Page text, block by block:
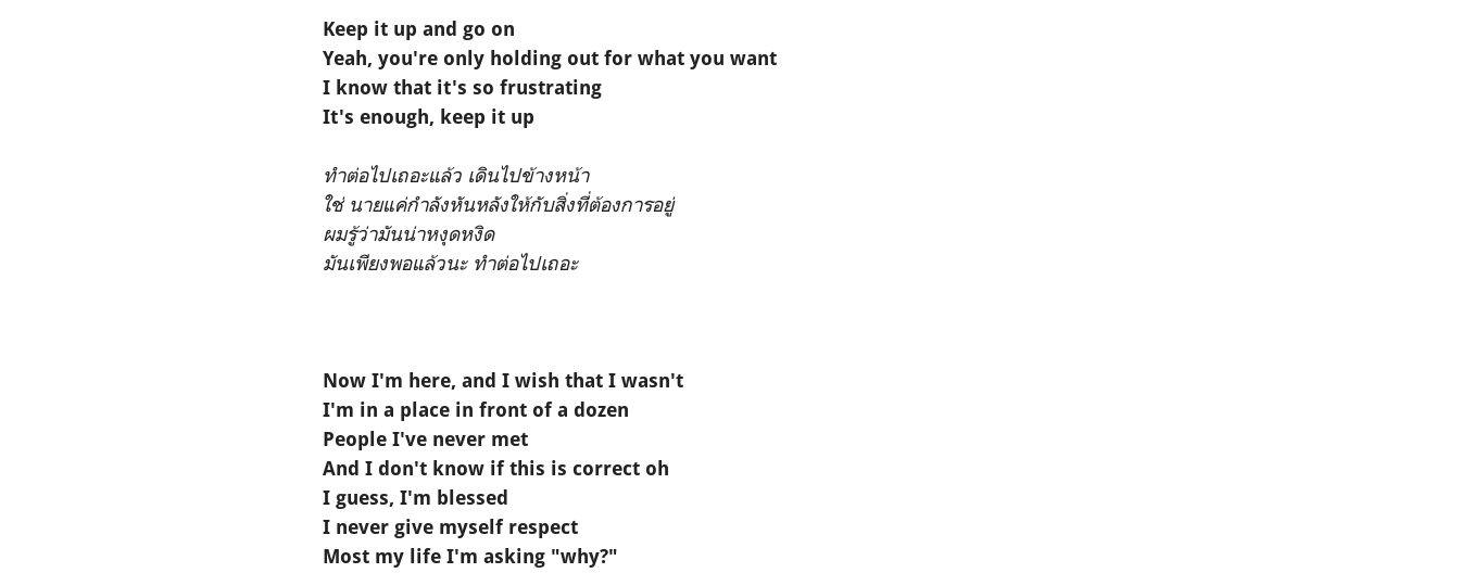
Keep it up and go on
Yeah, you're only holding out for what you want
I know that it's so frustrating
It's enough, keep it up
ทำต่อไปเถอะแล้ว เดินไปข้างหน้า
ใช่ นายแค่กำลังหันหลังให้กับสิ่งที่ต้องการอยู่
ผมรู้ว่ามันน่าหงุดหงิด
มันเพียงพอแล้วนะ ทำต่อไปเถอะ
Now I'm here, and I wish that I wasn't
I'm in a place in front of a dozen
People I've never met
And I don't know if this is correct oh
I guess, I'm blessed
I never give myself respect
Most my life I'm asking "why?"